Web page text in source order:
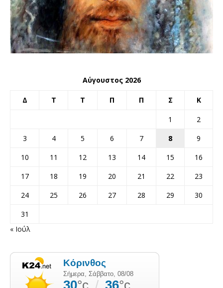
Αύγουστος 2026
Δ Τ Τ Π Π Σ Κ
1
2
3
4 5 6 7 8
9
10
11 12 13 14 15
16
17
18 19 20 21 22
23
24
25 26 27 28 29
30
31
« Ιούλ